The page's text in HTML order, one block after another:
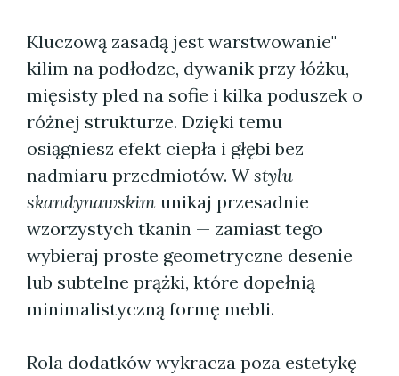
Kluczową zasadą jest warstwowanie"
kilim na podłodze, dywanik przy łóżku,
mięsisty pled na sofie i kilka poduszek o
różnej strukturze. Dzięki temu
osiągniesz efekt ciepła i głębi bez
nadmiaru przedmiotów. Wstylu
skandynawskim unikaj przesadnie
wzorzystych tkanin — zamiast tego
wybieraj proste geometryczne desenie
lub subtelne prążki, które dopełnią
minimalistyczną formę mebli.
Rola dodatków wykracza poza estetykę